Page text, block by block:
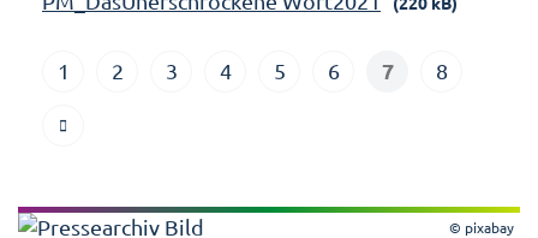
1 2 3 4 5 6 7 8
© pixabay